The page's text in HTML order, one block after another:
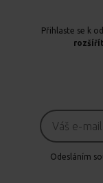
Přihlaste se k
Odesláním